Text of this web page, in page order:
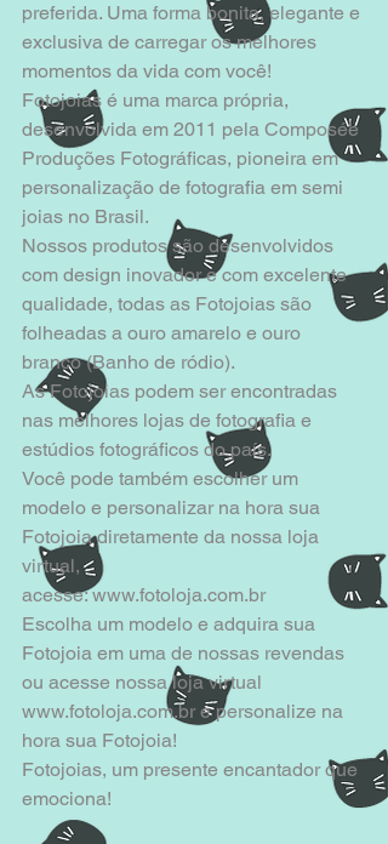
preferida. Uma forma bonita, elegante e
exclusiva de carregar os melhores
momentos da vida com você!
Fotojoias é uma marca própria,
desenvolvida em 2011 pela Composée
Produções Fotográficas, pioneira em
personalização de fotografia em semi
joias no Brasil.
Nossos produtos são desenvolvidos
com design inovador e com excelente
qualidade, todas as Fotojoias são
folheadas a ouro amarelo e ouro
branco (Banho de ródio).
As Fotojoias podem ser encontradas
nas melhores lojas de fotografia e
estúdios fotográficos do país.
Você pode também escolher um
modelo e personalizar na hora sua
Fotojoia diretamente da nossa loja
virtual,
acesse: www.fotoloja.com.br
Escolha um modelo e adquira sua
Fotojoia em uma de nossas revendas
ou acesse nossa loja virtual
www.fotoloja.com.br e personalize na
hora sua Fotojoia!
Fotojoias, um presente encantador que
emociona!